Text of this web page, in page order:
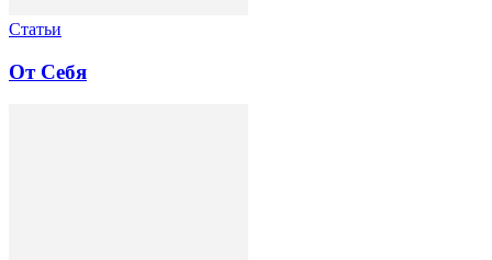
Статьи
От Себя